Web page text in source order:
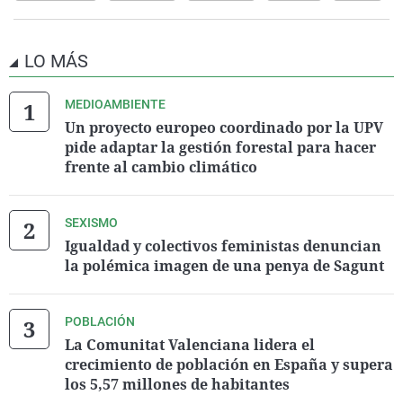
LO MÁS
MEDIOAMBIENTE
Un proyecto europeo coordinado por la UPV
pide adaptar la gestión forestal para hacer
frente al cambio climático
SEXISMO
Igualdad y colectivos feministas denuncian
la polémica imagen de una penya de Sagunt
POBLACIÓN
La Comunitat Valenciana lidera el
crecimiento de población en España y supera
los 5,57 millones de habitantes